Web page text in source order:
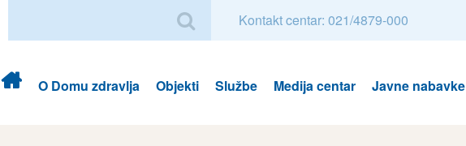
Kontakt centar: 021/4879-000
Dom
zdravlja
O Domu zdravlja Objekti Službe Medija centar Javne nabavke